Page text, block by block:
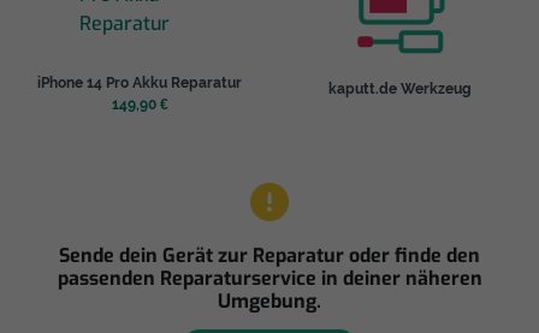
Selbst reparieren
Reparieren lassen
iPhone 14 Pro Akku Reparatur
149,90 €
kaputt.de Werkzeug
Sende dein Gerät zur Reparatur oder finde den
passenden Reparaturservice in deiner näheren
Umgebung.